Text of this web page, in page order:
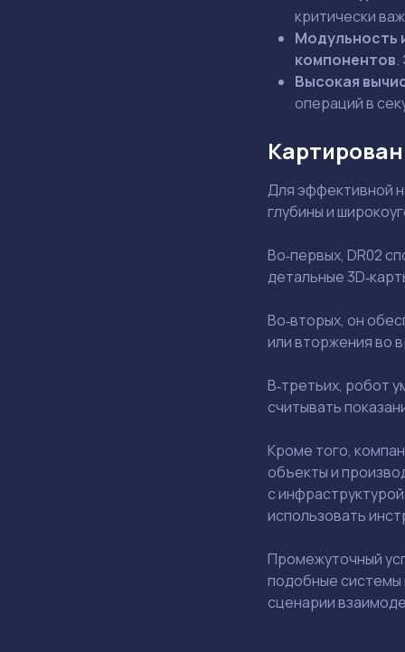
критически
Модульность
компонентов.
Высокая
операций в
Для эффективной
глубины и
Во‑первых, DR02
детальные
Во‑вторых, он
или вторжения во
В‑третьих, робот
считывать
Кроме того,
объекты и
с
использовать
Промежуточный
подобные системы
сценарии